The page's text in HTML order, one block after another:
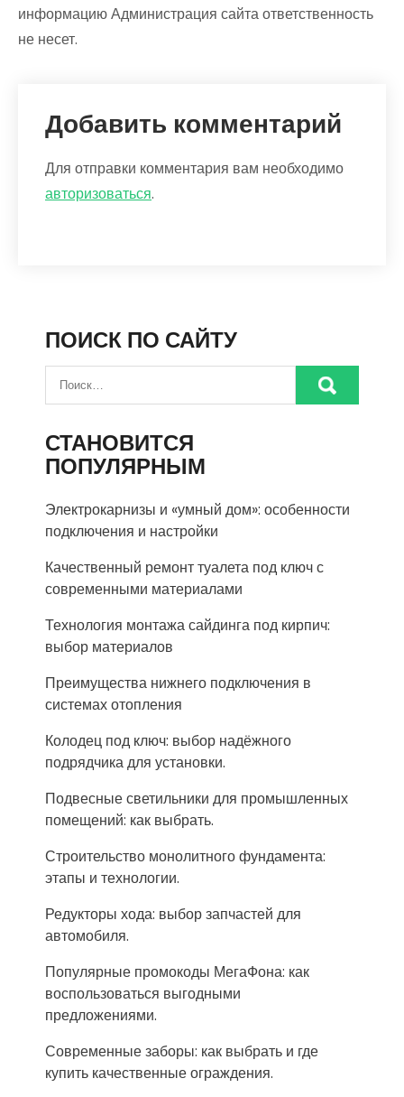
информацию Администрация сайта ответственность
не несет.
Добавить комментарий
Для отправки комментария вам необходимо
авторизоваться.
ПОИСК ПО САЙТУ
СТАНОВИТСЯ
ПОПУЛЯРНЫМ
Электрокарнизы и «умный дом»: особенности
подключения и настройки
Качественный ремонт туалета под ключ с
современными материалами
Технология монтажа сайдинга под кирпич:
выбор материалов
Преимущества нижнего подключения в
системах отопления
Колодец под ключ: выбор надёжного
подрядчика для установки.
Подвесные светильники для промышленных
помещений: как выбрать.
Строительство монолитного фундамента:
этапы и технологии.
Редукторы хода: выбор запчастей для
автомобиля.
Популярные промокоды МегаФона: как
воспользоваться выгодными
предложениями.
Современные заборы: как выбрать и где
купить качественные ограждения.